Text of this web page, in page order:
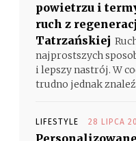
powietrzu i
ruch z
Tatrzańskiej
najprostszych
i lepszy nastrój. W
trudno jednak
LIFESTYLE 28 LIPCA